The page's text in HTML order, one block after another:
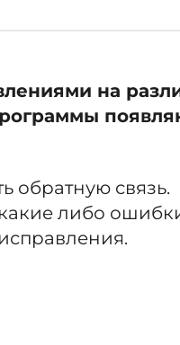
на
обратную связь.
либо